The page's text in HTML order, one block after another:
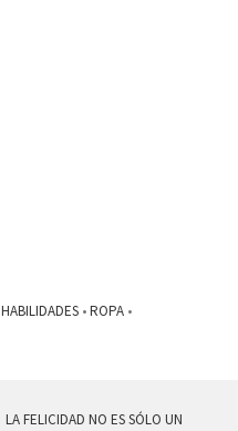
HABILIDADES •ROPA •
LA FELICIDAD NO ES SÓLO UN